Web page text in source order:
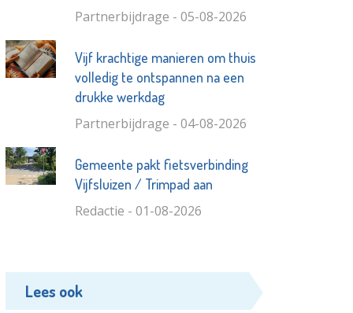
Partnerbijdrage - 05-08-2026
Vijf krachtige manieren om thuis
volledig te ontspannen na een
drukke werkdag
Partnerbijdrage - 04-08-2026
Gemeente pakt fietsverbinding
Vijfsluizen / Trimpad aan
Redactie - 01-08-2026
Lees ook